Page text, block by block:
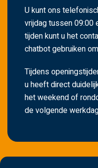
eU kunt ons
vrijdag tussen 09:00
tijden kunt u het
chatbot gebruiken
Tijdens
u heeft direct
het weekend of
de volgende